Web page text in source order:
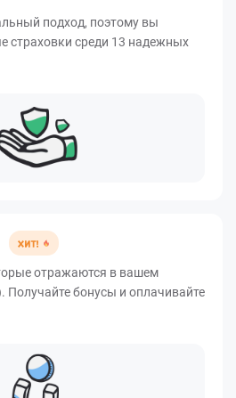
подход, поэтому вы
страховки среди 13 надежных
отражаются в вашем
Получайте бонусы и оплачивайте